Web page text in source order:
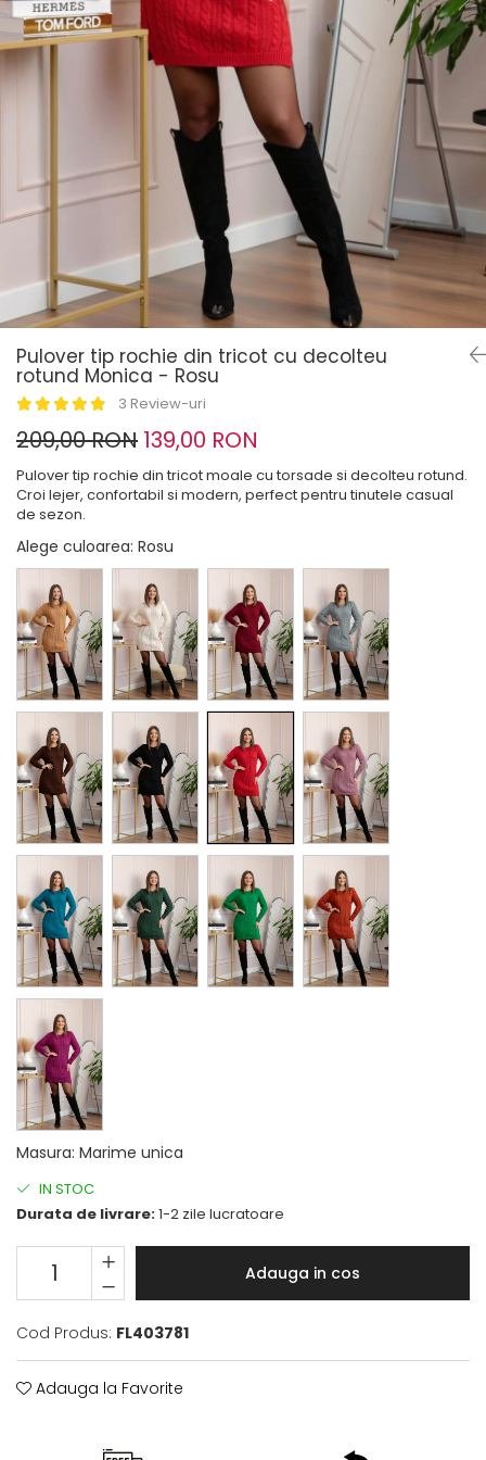
Pulover tip rochie din tricot cu decolteu
rotund Monica - Rosu
3 Review-uri
209,00 RON 139,00 RON
Pulover tip rochie din tricot moale cu torsade si decolteu rotund.
Croi lejer, confortabil si modern, perfect pentru tinutele casual
de sezon.
Alege culoarea: Rosu
Masura: Marime unica
IN STOC
Durata de livrare:1-2 zile lucratoare
Adauga in cos
Cod Produs: FL403781
Adauga la Favorite